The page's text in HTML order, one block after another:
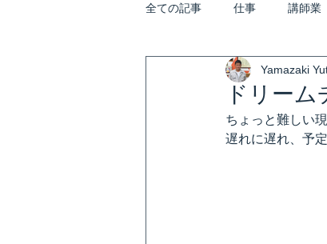
全ての記事 仕事 講師業
ドリーム
Yamazaki
ちょっと難しい
遅れに遅れ、予